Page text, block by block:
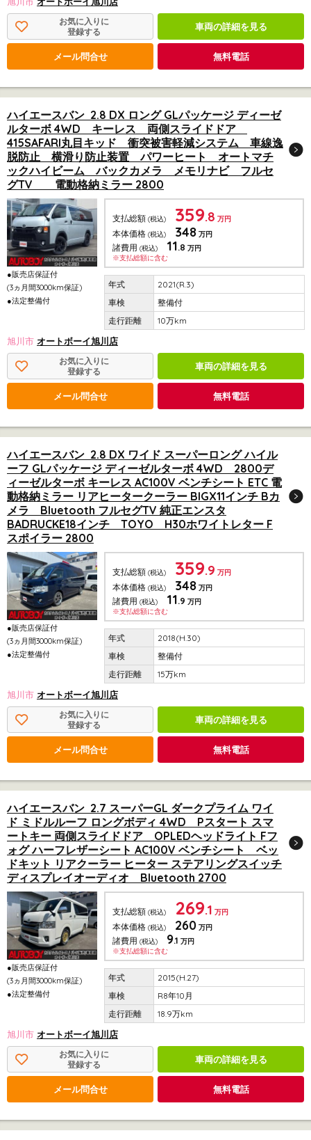
お気に入りに
登録する
車両の詳細を見る
メール問合せ 無料電話
ハイエースバン 2.8 DX ロング GLパッケージ ディーゼ
ルターボ 4WD キーレス 両側スライドドア
415SAFARI丸目キッド 衝突被害軽減システム 車線逸
脱防止 横滑り防止装置 パワーヒート オートマチ
ックハイビーム バックカメラ メモリナビ フルセ
グTV 電動格納ミラー 2800
●販売店保証付
(3ヵ月間3000km保証)
●法定整備付
支払総額 (税込) 359.8 万円
本体価格 (税込) 348 万円
諸費用 (税込) 11.8 万円
※支払総額に含む
2021(R.3)
整備付
10万km
旭川市 オートボーイ旭川店
お気に入りに
登録する
車両の詳細を見る
メール問合せ 無料電話
ハイエースバン 2.8 DX ワイド スーパーロング ハイル
ーフ GLパッケージ ディーゼルターボ 4WD 2800デ
ィーゼルターボ キーレス AC100V ベンチシート ETC 電
動格納ミラー リアヒータークーラー BIGX11インチ Bカ
メラ Bluetooth フルセグTV 純正エンスタ
BADRUCKE18インチ TOYO H30ホワイトレター F
スポイラー 2800
●販売店保証付
(3ヵ月間3000km保証)
●法定整備付
支払総額 (税込) 359.9 万円
本体価格 (税込) 348 万円
諸費用 (税込) 11.9 万円
※支払総額に含む
2018(H.30)
整備付
15万km
旭川市 オートボーイ旭川店
お気に入りに
登録する
車両の詳細を見る
メール問合せ 無料電話
ハイエースバン 2.7 スーパーGL ダークプライム ワイ
ド ミドルルーフ ロングボディ 4WD Pスタート スマ
ートキー 両側スライドドア OPLEDヘッドライト Fフ
ォグ ハーフレザーシート AC100V ベンチシート ベッ
ドキット リアクーラー ヒーター ステアリングスイッチ
ディスプレイオーディオ Bluetooth 2700
●販売店保証付
(3ヵ月間3000km保証)
●法定整備付
支払総額 (税込) 269.1 万円
本体価格 (税込) 260 万円
諸費用 (税込) 9.1 万円
※支払総額に含む
2015(H.27)
R8年10月
18.9万km
旭川市 オートボーイ旭川店
お気に入りに
登録する
車両の詳細を見る
メール問合せ 無料電話